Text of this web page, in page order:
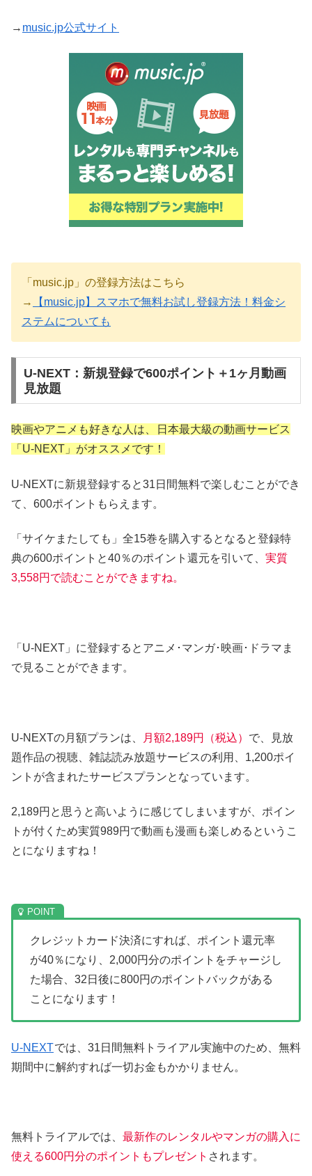
→ music.jp公式サイト
「music.jp」の登録方法はこちら
→
【music.jp】スマホで無料お試し登録方法！料金シ
ステムについても
U-NEXT：新規登録で600ポイント＋1ヶ月動画
見放題
映画やアニメも好きな人は、
日本最大級の動画サービス
「U-NEXT」がオススメです！
U-NEXTに新規登録すると31日間無料で楽しむことができ
て、600ポイントもらえます。
「サイケまたしても」全15巻を購入するとなると登録特
典の600ポイントと40％のポイント還元を引いて、 実質
3,558円 で読むことができますね。
「U-NEXT」に登録するとアニメ･マンガ･映画･ドラマま
で見ることができます。
U-NEXTの月額プランは、 月額2,189円（税込） で、見放
題作品の視聴、雑誌読み放題サービスの利用、1,200ポイ
ントが含まれたサービスプランとなっています。
2,189円と思うと高いように感じてしまいますが、ポイン
トが付くため実質989円で動画も漫画も楽しめるというこ
とになりますね！
クレジットカード決済にすれば、ポイント還元率
が40％になり、2,000円分のポイントをチャージし
た場合、32日後に800円のポイントバックがある
ことになります！
U-NEXTでは、31日間無料トライアル実施中のため、無料
期間中に解約すれば一切お金もかかりません。
無料トライアルでは、 最新作のレンタルやマンガの購入に
使える600円分のポイントもプレゼント されます。